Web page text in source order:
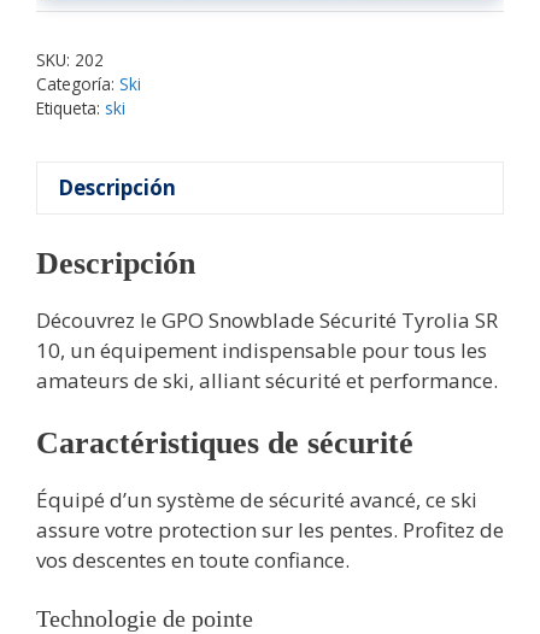
SKU: 202
Categoría: Ski
Etiqueta: ski
Descripción
Descripción
Découvrez le GPO Snowblade Sécurité Tyrolia SR
10, un équipement indispensable pour tous les
amateurs de ski, alliant sécurité et performance.
Caractéristiques de sécurité
Équipé d’un système de sécurité avancé, ce ski
assure votre protection sur les pentes. Profitez de
vos descentes en toute confiance.
Technologie de pointe